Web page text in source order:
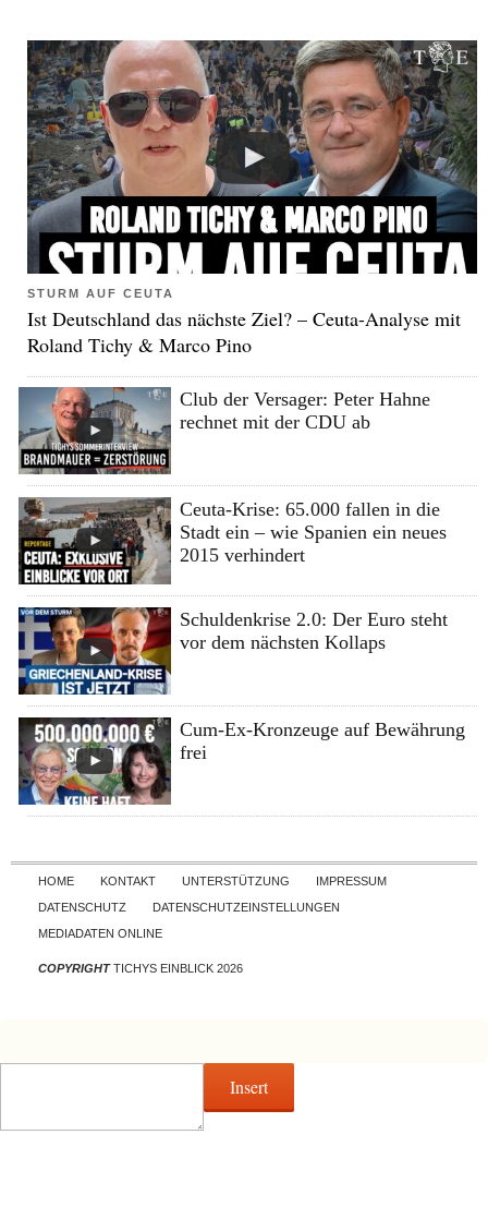
STURM AUF CEUTA
Ist Deutschland das nächste Ziel? – Ceuta-Analyse mit
Roland Tichy & Marco Pino
Club der Versager: Peter Hahne
rechnet mit der CDU ab
Ceuta-Krise: 65.000 fallen in die
Stadt ein – wie Spanien ein neues
2015 verhindert
Schuldenkrise 2.0: Der Euro steht
vor dem nächsten Kollaps
Cum-Ex-Kronzeuge auf Bewährung
frei
Skip to content
HOME KONTAKT UNTERSTÜTZUNG
IMPRESSUM
DATENSCHUTZ
DATENSCHUTZEINSTELLUNGEN
MEDIADATEN ONLINE
COPYRIGHTTICHYS EINBLICK 2026
Insert